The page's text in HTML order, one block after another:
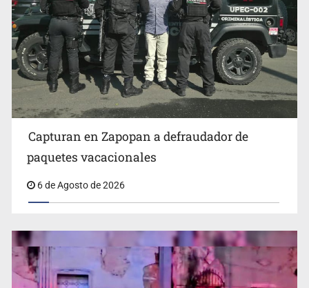
Fallece monseñor Carlos Garfias Merlos, arzobispo
emérito de Morelia
Detienen al exgobernador de Guerrero, Ángel Aguirre
Capturan en Zapopan a defraudador de
paquetes vacacionales
6 de Agosto de 2026